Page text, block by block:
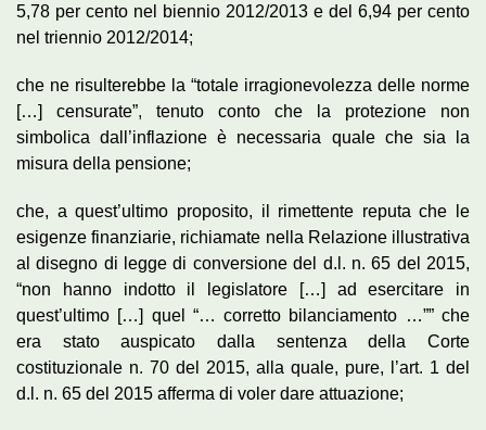
5,78 per cento nel biennio 2012/2013 e del 6,94 per cento
nel triennio 2012/2014;
che ne risulterebbe la “totale irragionevolezza delle norme
[…] censurate”, tenuto conto che la protezione non
simbolica dall’inflazione è necessaria quale che sia la
misura della pensione;
che, a quest’ultimo proposito, il rimettente reputa che le
esigenze finanziarie, richiamate nella Relazione illustrativa
al disegno di legge di conversione del d.l. n. 65 del 2015,
“non hanno indotto il legislatore […] ad esercitare in
quest’ultimo […] quel “… corretto bilanciamento …”” che
era stato auspicato dalla sentenza della Corte
costituzionale n. 70 del 2015, alla quale, pure, l’art. 1 del
d.l. n. 65 del 2015 afferma di voler dare attuazione;